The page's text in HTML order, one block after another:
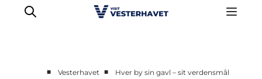
■ Vesterhavet ■ Hver by sin gavl – sit verdensmål